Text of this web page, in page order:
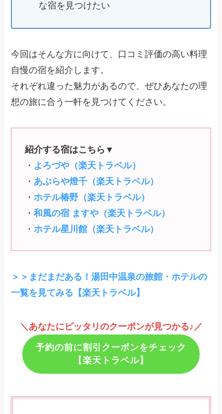
な宿を見つけたい
今回はそんな方に向けて、口コミ評価の高い料理
自慢の宿を紹介します。
それぞれ違った魅力があるので、ぜひあなたの理
想の旅に合う一軒を見つけてください。
紹介する宿はこちら▼
・ よろづや（楽天トラベル）
・ あぶらや燈千（楽天トラベル）
・ホテル椿野（楽天トラベル）
・和風の宿 ますや（楽天トラベル）
・ホテル星川館（楽天トラベル）
＞＞まだまだある！湯田中温泉の旅館・ホテルの
一覧を見てみる【楽天トラベル】
＼あなたにピッタリのクーポンが見つかる♪／
予約の前に割引クーポンをチェック
【楽天トラベル】